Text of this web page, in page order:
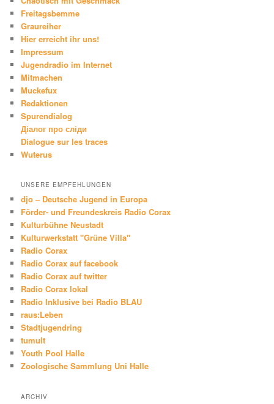
Freitagsbemme
Graureiher
Hier erreicht ihr uns!
Impressum
Jugendradio im Internet
Mitmachen
Muckefux
Redaktionen
Spurendialog
Діалог про сліди
Dialogue sur les traces
Wuterus
UNSERE EMPFEHLUNGEN
djo – Deutsche Jugend in Europa
Förder- und Freundeskreis Radio Corax
Kulturbühne Neustadt
Kulturwerkstatt "Grüne Villa"
Radio Corax
Radio Corax auf facebook
Radio Corax auf twitter
Radio Corax lokal
Radio Inklusive bei Radio BLAU
raus:Leben
Stadtjugendring
tumult
Youth Pool Halle
Zoologische Sammlung Uni Halle
ARCHIV